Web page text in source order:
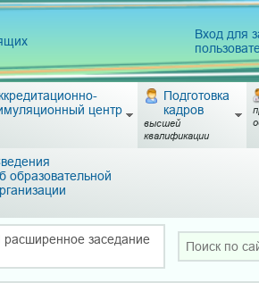
Вход для
центр
Подготовка
кадров
высшей
квалификации
образовательной
расширенное заседание